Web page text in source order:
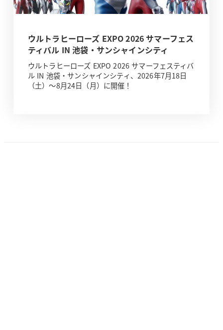
ウルトラヒーローズ EXPO 2026 サマーフェス
ティバル IN 池袋・サンシャインシティ
ウルトラヒーローズ EXPO 2026 サマーフェスティバ
ル IN 池袋・サンシャインシティ、2026年7月18日
（土）～8月24日（月）に開催！